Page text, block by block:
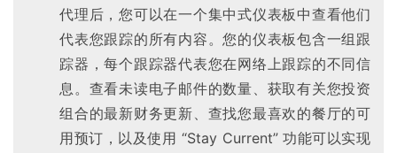
代理后，您可以在一个集中式仪表板中查看他们
代表您跟踪的所有内容。您的仪表板包含一组跟
踪器，每个跟踪器代表您在网络上跟踪的不同信
息。查看未读电子邮件的数量、获取有关您投资
组合的最新财务更新、查找您最喜欢的餐厅的可
用预订，以及使用 “Stay Current” 功能可以实现